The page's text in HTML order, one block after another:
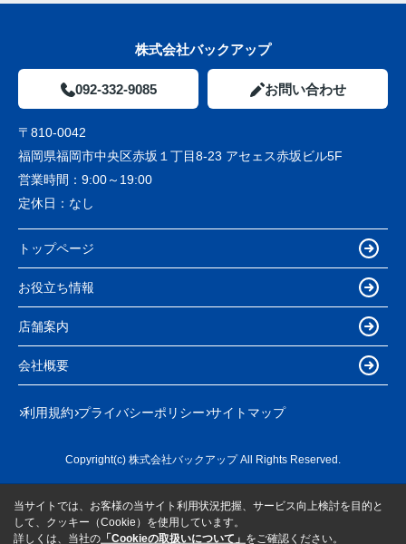
株式会社バックアップ
092-332-9085 お問い合わせ
〒810-0042
福岡県福岡市中央区赤坂１丁目8-23 アセェス赤坂ビル5F
営業時間： 9:00～19:00
定休日： なし
トップページ
お役立ち情報
店舗案内
会社概要
利用規約 プライバシーポリシー サイトマップ
Copyright(c) 株式会社バックアップ All Rights Reserved.
当サイトでは、お客様の当サイト利用状況把握、サービス向上検討を目的と
して、クッキー（Cookie）を使用しています。
詳しくは、当社の 「Cookieの取扱いについて」 をご確認ください。